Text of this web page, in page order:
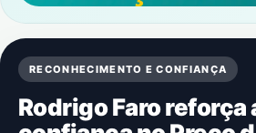
RECONHECIMENTO E CONFIANÇA
Rodrigo Faro reforça